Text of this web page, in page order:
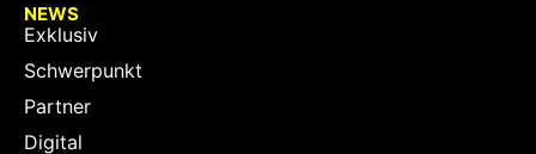
NEWS
Exklusiv
Schwerpunkt
Partner
Digital